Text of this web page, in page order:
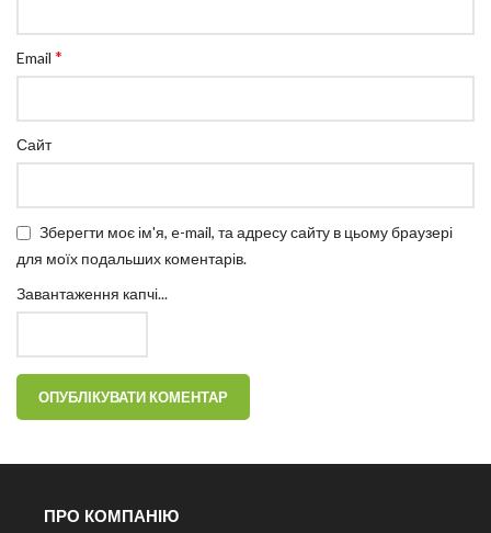
Email *
Сайт
Зберегти моє ім'я, e-mail, та адресу сайту в цьому браузері
для моїх подальших коментарів.
Завантаження капчі...
ПРО КОМПАНІЮ